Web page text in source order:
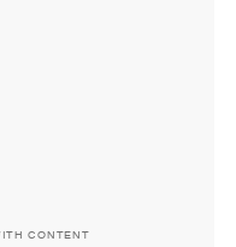
CONTENT